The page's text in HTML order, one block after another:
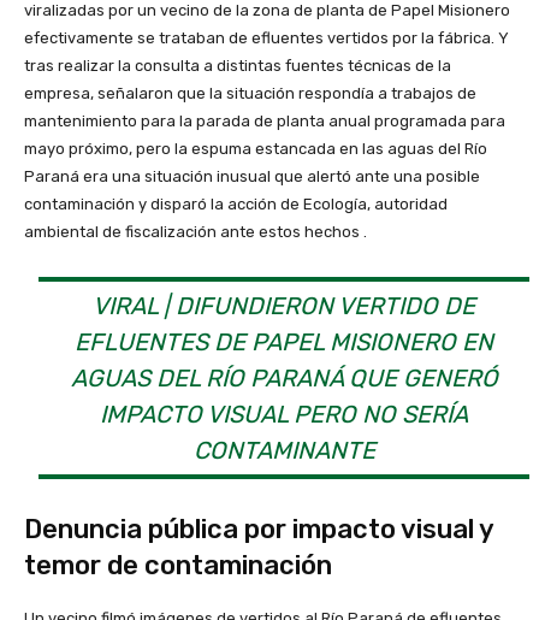
viralizadas por un vecino de la zona de planta de Papel Misionero
efectivamente se trataban de efluentes vertidos por la fábrica. Y
tras realizar la consulta a distintas fuentes técnicas de la
empresa, señalaron que la situación respondía a trabajos de
mantenimiento para la parada de planta anual programada para
mayo próximo, pero la espuma estancada en las aguas del Río
Paraná era una situación inusual que alertó ante una posible
contaminación y disparó la acción de Ecología, autoridad
ambiental de fiscalización ante estos hechos .
VIRAL | DIFUNDIERON VERTIDO DE
EFLUENTES DE PAPEL MISIONERO EN
AGUAS DEL RÍO PARANÁ QUE GENERÓ
IMPACTO VISUAL PERO NO SERÍA
CONTAMINANTE
Denuncia pública por impacto visual y
temor de contaminación